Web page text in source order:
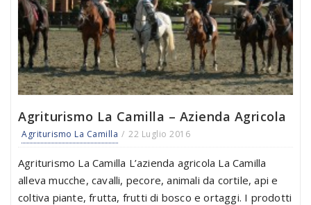
Agriturismo La Camilla – Azienda Agricola
Agriturismo La Camilla 22 Luglio 2016
Agriturismo La Camilla L’azienda agricola La Camilla
alleva mucche, cavalli, pecore, animali da cortile, api e
coltiva piante, frutta, frutti di bosco e ortaggi. I prodotti